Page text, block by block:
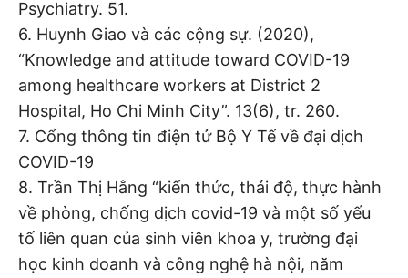
Psychiatry. 51.
6. Huynh Giao và các cộng sự. (2020),
“Knowledge and attitude toward COVID-19
among healthcare workers at District 2
Hospital, Ho Chi Minh City”. 13(6), tr. 260.
7. Cổng thông tin điện tử Bộ Y Tế về đại dịch
COVID-19
8. Trần Thị Hằng “kiến thức, thái độ, thực hành
về phòng, chống dịch covid-19 và một số yếu
tố liên quan của sinh viên khoa y, trường đại
học kinh doanh và công nghệ hà nội, năm